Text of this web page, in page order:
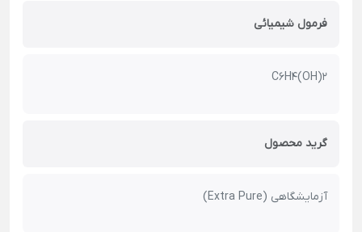
فرمول شیمیائی
C6H4(OH)2
گرید محصول
آزمایشگاهی (Extra Pure)